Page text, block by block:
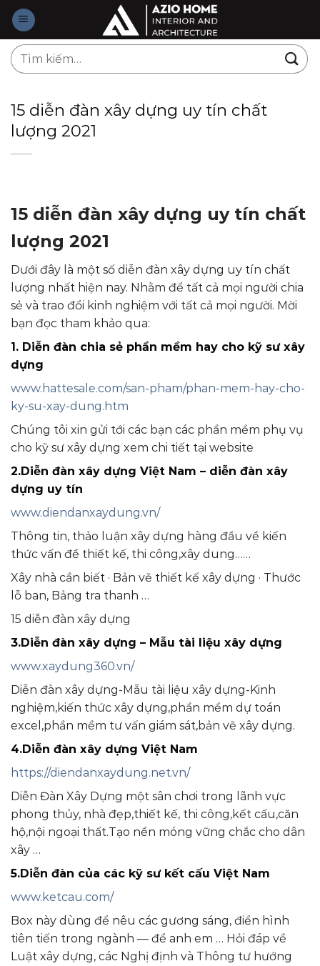
Skip
content
Tìm
kiếm:
15 diễn đàn xây dựng uy tín chất
lượng 2021
15 diễn đàn xây dựng uy tín chất
lượng 2021
Dưới đây là một số diễn đàn xây dựng uy tín chất
lượng nhất hiện nay. Nhằm để tất cả mọi người chia
sẻ và trao đổi kinh nghiệm với tất cả mọi người. Mời
bạn đọc tham khảo qua:
1. Diễn đàn chia sẻ phần mềm hay cho kỹ sư xây
dựng
www.hattesale.com/san-pham/phan-mem-hay-cho-
ky-su-xay-dung.htm
Chúng tôi xin gửi tới các bạn các phần mềm phụ vụ
cho kỹ sư xây dựng xem chi tiết tại website
2.Diễn đàn xây dựng Việt Nam – diễn đàn xây
dựng uy tín
www.diendanxaydung.vn/
Thông tin, thảo luận xây dựng hàng đầu về kiến
thức vấn đề thiết kế, thi công,xây dung……
Xây nhà cần biết · ‎Bản vẽ thiết kế xây dựng · ‎Thước
lỗ ban, Bảng tra thanh …
15 diễn đàn xây dựng
3.Diễn đàn xây dựng – Mẫu tài liệu xây dựng
www.xaydung360.vn/
Diễn đàn xây dựng-Mẫu tài liệu xây dựng-Kinh
nghiệm,kiến thức xây dựng,phần mềm dự toán
excel,phần mềm tư vấn giám sát,bản vẽ xây dựng.
4.Diễn đàn xây dựng Việt Nam
https://diendanxaydung.net.vn/
Diễn Đàn Xây Dựng một sân chơi trong lãnh vực
phong thủy, nhà đẹp,thiết kế, thi công,kết cấu,căn
hộ,nội ngoại thất.Tạo nền móng vững chắc cho dân
xây …
5.Diễn đàn của các kỹ sư kết cấu Việt Nam
www.ketcau.com/
Box này dùng để nêu các gương sáng, điển hình
tiên tiến trong ngành — để anh em … Hỏi đáp về
Luật xây dựng, các Nghị định và Thông tư hướng